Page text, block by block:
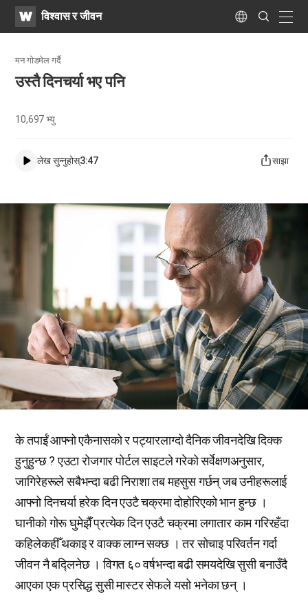
WATVविश्वास र जीवन Language
Search
Submit
मन गोडमेल गर्दै
उस्तै दिनचर्या भए पनि
10,697भ्यु
लेख सुन्नुहोस्3:47 साझा
के तपाईं आफ्नो एकैनासको र पट्यारलाग्दो दैनिक जीवनदेखि दिक्क
हुनुहुन्छ ? एउटा रोजगार पोर्टल साइटले गरेको सर्वेक्षणअनुसार,
जागिरेहरूले सबैभन्दा बढी निराशा तब महसुस गर्छन् जब उनीहरूलाई
आफ्नो दिनचर्या हरेक दिन एउटै चक्रमा दोहोरिएको भान हुन्छ ।
घानीको गोरू घुमेझैँ प्रत्येक दिन एउटै चक्रमा लगातार काम गरिरहँदा
कहिलेकहीँ थकाइ र वाक्क लाग्न सक्छ । तर सोचाइ परिवर्तन गर्दा
जीवन नै बद्लिनेछ । विगत ६० वर्षभन्दा बढी समयदेखि सुसी बनाउँदै
आएका एक प्रसिद्ध सुसी मास्टर सेफले यसो भनेका छन् ।